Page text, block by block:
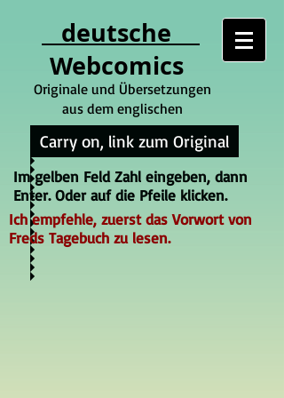
deutsche
Webcomics
Originale und Übersetzungen
aus dem englischen
Carry on, link zum Original
Im gelben Feld Zahl eingeben, dann
Enter. Oder auf die Pfeile klicken.
Ich empfehle, zuerst das Vorwort von
Freds Tagebuch zu lesen.